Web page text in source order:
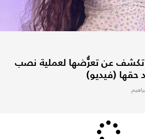
تكشف عن تعرُّضها لعملية نصب
حقها (فيديو)